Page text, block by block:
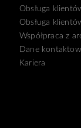
Obsługa
Obsługa
Współpraca z
Dane
Kariera